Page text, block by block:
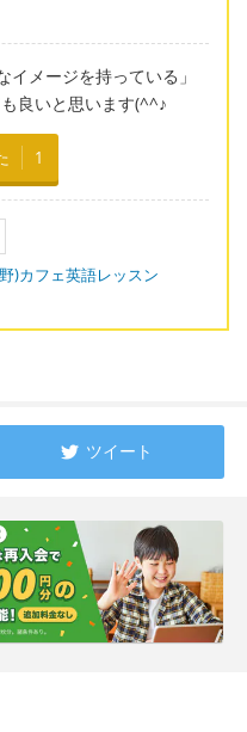
メージを持っている」
良いと思います(^^♪
1
)カフェ英語レッスン
ツイート